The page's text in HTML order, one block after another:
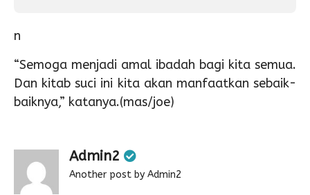
n
“Semoga menjadi amal ibadah bagi kita semua.
Dan kitab suci ini kita akan manfaatkan sebaik-
baiknya,” katanya.(mas/joe)
Admin2
Another post by Admin2